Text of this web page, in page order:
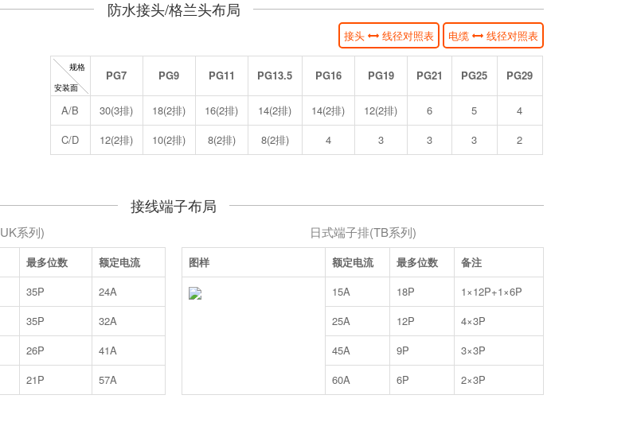
防水接头/格兰头布局
接头 线径对照表 电缆 线径对照表
PG7 PG9 PG11 PG13.5 PG16 PG19 PG21 PG25 PG29
A/B 30(3排) 18(2排) 16(2排) 14(2排) 14(2排) 12(2排) 6 5
4
C/D
12(2排) 10(2排) 8(2排) 8(2排) 4 3 3 3 2
接线端子布局
系列)
最多位数
额定电流
35P
24A
35P
32A
26P
41A
21P 57A
图样 额定电流 最多位数
备注
15A
18P
1×12P+1×6P
25A
12P
4×3P
45A
9P
3×3P
60A
6P 2×3P
日式端子排(TB系列)